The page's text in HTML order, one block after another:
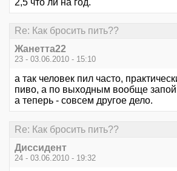
2,5 что ли на год.
Re: Как бросить пить??
Жанетта22
23 - 03.06.2010 - 15:10
а так человек пил часто,
пиво, а по выходным вообще
а теперь - совсем другое дело.
Re: Как бросить пить??
Диссидент
24 - 03.06.2010 - 19:32